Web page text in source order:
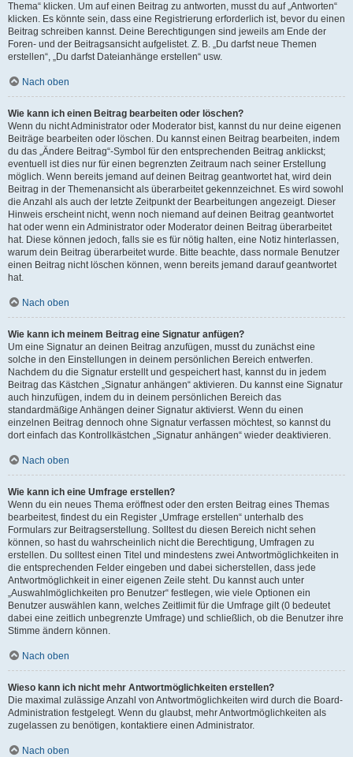
Thema“ klicken. Um auf einen Beitrag zu antworten, musst du auf „Antworten“
klicken. Es könnte sein, dass eine Registrierung erforderlich ist, bevor du einen
Beitrag schreiben kannst. Deine Berechtigungen sind jeweils am Ende der
Foren- und der Beitragsansicht aufgelistet. Z. B. „Du darfst neue Themen
erstellen“, „Du darfst Dateianhänge erstellen“ usw.
Nach oben
Wie kann ich einen Beitrag bearbeiten oder löschen?
Wenn du nicht Administrator oder Moderator bist, kannst du nur deine eigenen
Beiträge bearbeiten oder löschen. Du kannst einen Beitrag bearbeiten, indem
du das „Ändere Beitrag“-Symbol für den entsprechenden Beitrag anklickst;
eventuell ist dies nur für einen begrenzten Zeitraum nach seiner Erstellung
möglich. Wenn bereits jemand auf deinen Beitrag geantwortet hat, wird dein
Beitrag in der Themenansicht als überarbeitet gekennzeichnet. Es wird sowohl
die Anzahl als auch der letzte Zeitpunkt der Bearbeitungen angezeigt. Dieser
Hinweis erscheint nicht, wenn noch niemand auf deinen Beitrag geantwortet
hat oder wenn ein Administrator oder Moderator deinen Beitrag überarbeitet
hat. Diese können jedoch, falls sie es für nötig halten, eine Notiz hinterlassen,
warum dein Beitrag überarbeitet wurde. Bitte beachte, dass normale Benutzer
einen Beitrag nicht löschen können, wenn bereits jemand darauf geantwortet
hat.
Nach oben
Wie kann ich meinem Beitrag eine Signatur anfügen?
Um eine Signatur an deinen Beitrag anzufügen, musst du zunächst eine
solche in den Einstellungen in deinem persönlichen Bereich entwerfen.
Nachdem du die Signatur erstellt und gespeichert hast, kannst du in jedem
Beitrag das Kästchen „Signatur anhängen“ aktivieren. Du kannst eine Signatur
auch hinzufügen, indem du in deinem persönlichen Bereich das
standardmäßige Anhängen deiner Signatur aktivierst. Wenn du einen
einzelnen Beitrag dennoch ohne Signatur verfassen möchtest, so kannst du
dort einfach das Kontrollkästchen „Signatur anhängen“ wieder deaktivieren.
Nach oben
Wie kann ich eine Umfrage erstellen?
Wenn du ein neues Thema eröffnest oder den ersten Beitrag eines Themas
bearbeitest, findest du ein Register „Umfrage erstellen“ unterhalb des
Formulars zur Beitragserstellung. Solltest du diesen Bereich nicht sehen
können, so hast du wahrscheinlich nicht die Berechtigung, Umfragen zu
erstellen. Du solltest einen Titel und mindestens zwei Antwortmöglichkeiten in
die entsprechenden Felder eingeben und dabei sicherstellen, dass jede
Antwortmöglichkeit in einer eigenen Zeile steht. Du kannst auch unter
„Auswahlmöglichkeiten pro Benutzer“ festlegen, wie viele Optionen ein
Benutzer auswählen kann, welches Zeitlimit für die Umfrage gilt (0 bedeutet
dabei eine zeitlich unbegrenzte Umfrage) und schließlich, ob die Benutzer ihre
Stimme ändern können.
Nach oben
Wieso kann ich nicht mehr Antwortmöglichkeiten erstellen?
Die maximal zulässige Anzahl von Antwortmöglichkeiten wird durch die Board-
Administration festgelegt. Wenn du glaubst, mehr Antwortmöglichkeiten als
zugelassen zu benötigen, kontaktiere einen Administrator.
Nach oben